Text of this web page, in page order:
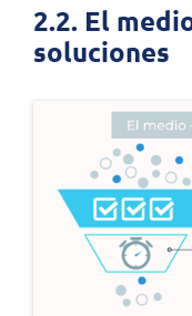
2.2. El
soluciones